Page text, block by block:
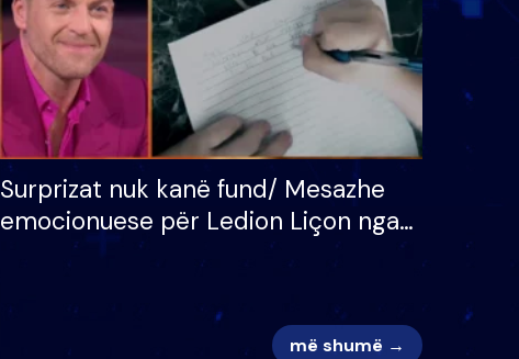
Surprizat nuk kanë fund/ Mesazhe
emocionuese për Ledion Liçon nga
nëna dhe fëmijët e tij, moderatori
më shumë →